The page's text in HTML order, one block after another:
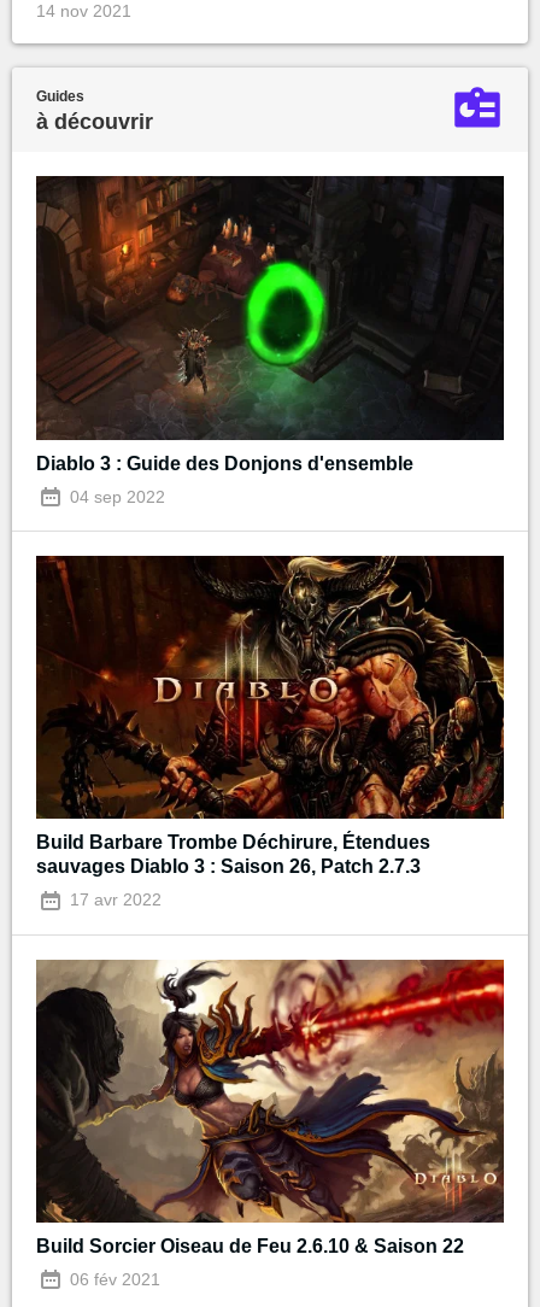
14 nov 2021
Guides
à découvrir
Diablo 3 : Guide des Donjons d'ensemble
04 sep 2022
Build Barbare Trombe Déchirure, Étendues
sauvages Diablo 3 : Saison 26, Patch 2.7.3
17 avr 2022
Build Sorcier Oiseau de Feu 2.6.10 & Saison 22
06 fév 2021